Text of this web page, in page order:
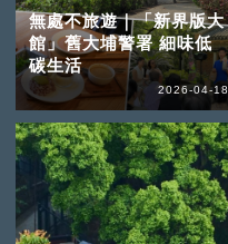
無處不旅遊｜「新界版大
館」舊大埔警署 細味低
碳生活
2026-04-18